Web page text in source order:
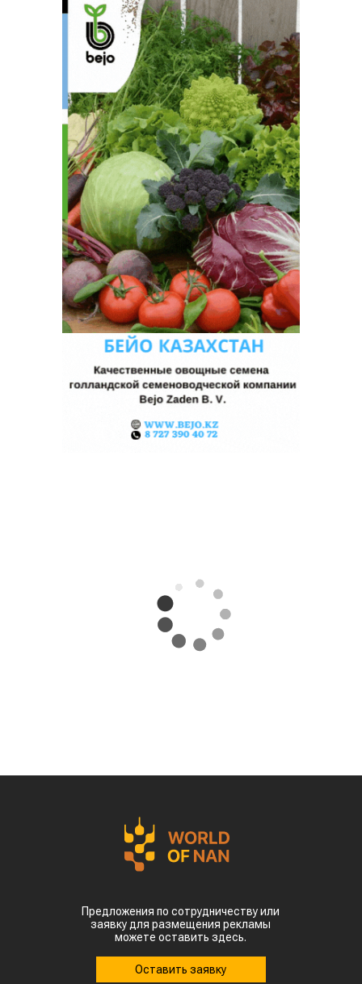
Предложения по сотрудничеству или
заявку для размещения рекламы
можете оставить здесь.
Оставить заявку